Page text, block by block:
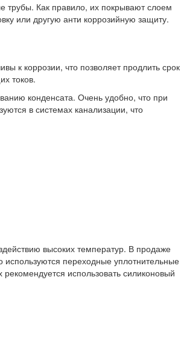
трубы. Как правило, их покрывают слоем
или другую анти коррозийную защиту.
к коррозии, что позволяет продлить срок
токов.
конденсата. Очень удобно, что при
в системах канализации, что
высоких температур. В продаже
переходные уплотнительные
использовать силиконовый